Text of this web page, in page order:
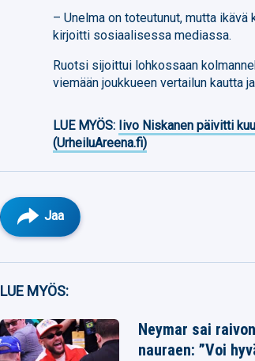
– Unelma on toteutunut, mutta
kirjoitti sosiaalisessa mediassa.
Ruotsi sijoittui lohkossaan
viemään joukkueen vertailun kautta
LUE MYÖS: Iivo Niskanen päivitti
(UrheiluAreena.fi)
Jaa
Whatsapp
LUE MYÖS:
Neymar sai
nauraen: ”Voi